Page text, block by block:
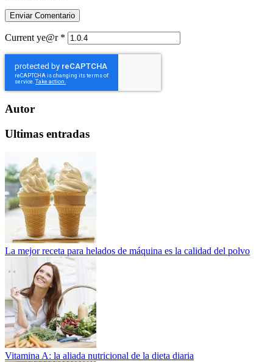
Current ye@r *
Autor
Ultimas entradas
La mejor receta para helados de máquina es la calidad del polvo
Vitamina A: la aliada nutricional de la dieta diaria